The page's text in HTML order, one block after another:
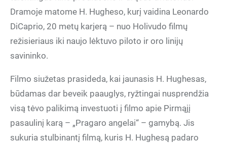
Dramoje matome H. Hugheso, kurį vaidina Leonardo
DiCaprio, 20 metų karjerą – nuo Holivudo filmų
režisieriaus iki naujo lėktuvo piloto ir oro linijų
savininko.
Filmo siužetas prasideda, kai jaunasis H. Hughesas,
būdamas dar beveik paauglys, ryžtingai nusprendžia
visą tėvo palikimą investuoti į filmo apie Pirmąjį
pasaulinį karą – „Pragaro angelai“ – gamybą. Jis
sukuria stulbinantį filmą, kuris H. Hughesą padaro